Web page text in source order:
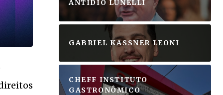
ANTÍDIO LUNELLI
GABRIEL KASSNER LEONI
CHEFF INSTITUTO
GASTRONÔMICO